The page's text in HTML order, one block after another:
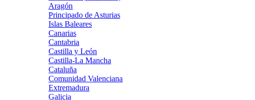
Aragón
Principado de Asturias
Islas Baleares
Canarias
Cantabria
Castilla y León
Castilla-La Mancha
Cataluña
Comunidad Valenciana
Extremadura
Galicia